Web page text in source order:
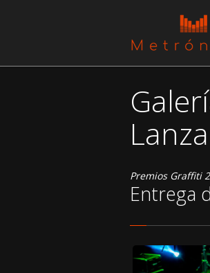
Premios Graffiti
Entrega